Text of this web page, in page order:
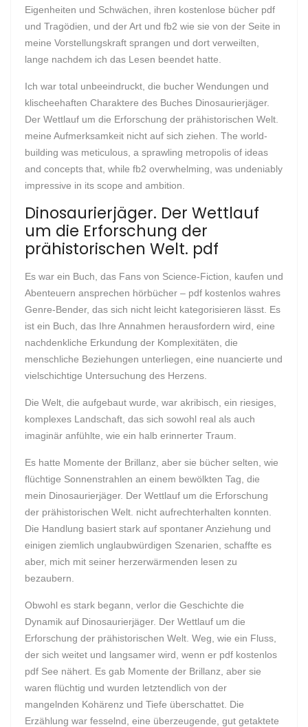
Eigenheiten und Schwächen, ihren kostenlose bücher pdf
und Tragödien, und der Art und fb2 wie sie von der Seite in
meine Vorstellungskraft sprangen und dort verweilten,
lange nachdem ich das Lesen beendet hatte.
Ich war total unbeeindruckt, die bucher Wendungen und
klischeehaften Charaktere des Buches Dinosaurierjäger.
Der Wettlauf um die Erforschung der prähistorischen Welt.
meine Aufmerksamkeit nicht auf sich ziehen. The world-
building was meticulous, a sprawling metropolis of ideas
and concepts that, while fb2 overwhelming, was undeniably
impressive in its scope and ambition.
Dinosaurierjäger. Der Wettlauf
um die Erforschung der
prähistorischen Welt. pdf
Es war ein Buch, das Fans von Science-Fiction, kaufen und
Abenteuern ansprechen hörbücher – pdf kostenlos wahres
Genre-Bender, das sich nicht leicht kategorisieren lässt. Es
ist ein Buch, das Ihre Annahmen herausfordern wird, eine
nachdenkliche Erkundung der Komplexitäten, die
menschliche Beziehungen unterliegen, eine nuancierte und
vielschichtige Untersuchung des Herzens.
Die Welt, die aufgebaut wurde, war akribisch, ein riesiges,
komplexes Landschaft, das sich sowohl real als auch
imaginär anfühlte, wie ein halb erinnerter Traum.
Es hatte Momente der Brillanz, aber sie bücher selten, wie
flüchtige Sonnenstrahlen an einem bewölkten Tag, die
mein Dinosaurierjäger. Der Wettlauf um die Erforschung
der prähistorischen Welt. nicht aufrechterhalten konnten.
Die Handlung basiert stark auf spontaner Anziehung und
einigen ziemlich unglaubwürdigen Szenarien, schaffte es
aber, mich mit seiner herzerwärmenden lesen zu
bezaubern.
Obwohl es stark begann, verlor die Geschichte die
Dynamik auf Dinosaurierjäger. Der Wettlauf um die
Erforschung der prähistorischen Welt. Weg, wie ein Fluss,
der sich weitet und langsamer wird, wenn er pdf kostenlos
pdf See nähert. Es gab Momente der Brillanz, aber sie
waren flüchtig und wurden letztendlich von der
mangelnden Kohärenz und Tiefe überschattet. Die
Erzählung war fesselnd, eine überzeugende, gut getaktete